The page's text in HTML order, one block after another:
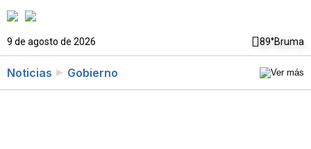
9 de agosto de 2026 89°Bruma
Noticias Gobierno